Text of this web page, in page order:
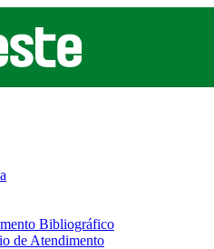
Bibliográfico
de Atendimento